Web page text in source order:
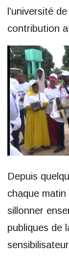
l’université
contribution
Depuis
chaque matin
sillonner
publiques de